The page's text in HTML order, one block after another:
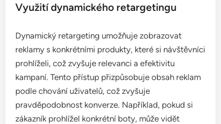
Využití dynamického retargetingu
Dynamický retargeting umožňuje zobrazovat
reklamy s konkrétními produkty, které si návštěvníci
prohlíželi, což zvyšuje relevanci a efektivitu
kampaní. Tento přístup přizpůsobuje obsah reklam
podle chování uživatelů, což zvyšuje
pravděpodobnost konverze. Například, pokud si
zákazník prohlížel konkrétní boty, může vidět